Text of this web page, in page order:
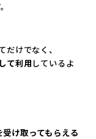
けでなく、
て利用 しているよ
け取ってもら える